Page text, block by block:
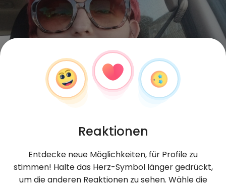
Reaktionen
Entdecke neue Möglichkeiten, für Profile zu
stimmen! Halte das Herz-Symbol länger gedrückt,
um die anderen Reaktionen zu sehen. Wähle die